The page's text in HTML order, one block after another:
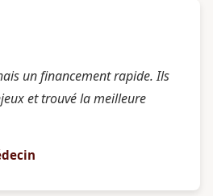
un financement rapide. Ils
et trouvé la meilleure